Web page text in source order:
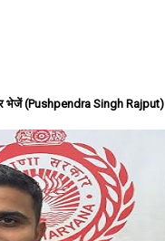
भेजें (Pushpendra Singh Rajput)